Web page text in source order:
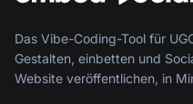
Das Vibe-Coding-Tool für
Gestalten, einbetten und
Website veröffentlichen, in